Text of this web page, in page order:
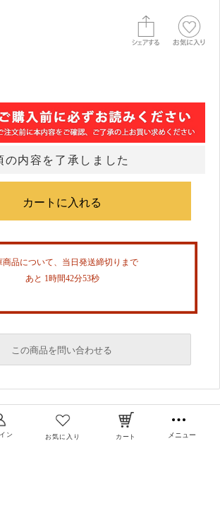
の内容を了承しました
商品について、当日発送締切りまで
あと 1時間42分52秒
この商品を問い合わせる
ン お気に入り カート メニュー